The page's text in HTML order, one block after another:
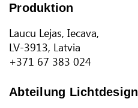
Produktion
Laucu Lejas, Iecava,
LV-3913, Latvia
+371 67 383 024
Abteilung Lichtdesign